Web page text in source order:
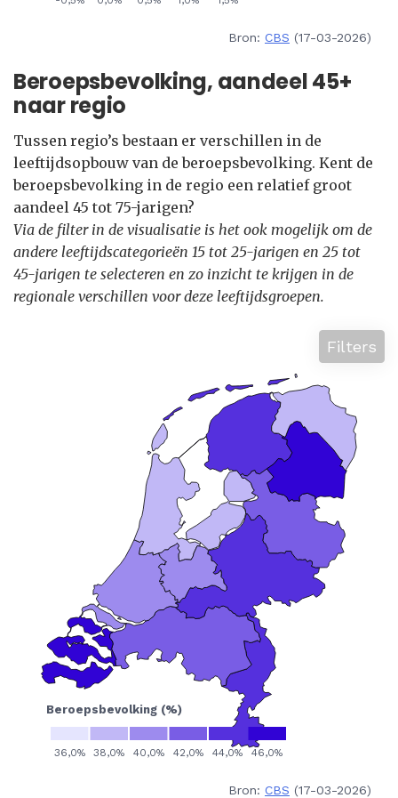
Bron: CBS (17-03-2026)
Beroepsbevolking, aandeel 45+
naar regio
Tussen regio’s bestaan er verschillen in de
leeftijdsopbouw van de beroepsbevolking. Kent de
beroepsbevolking in de regio een relatief groot
aandeel 45 tot 75-jarigen?
Via de filter in de visualisatie is het ook mogelijk om de
andere leeftijdscategorieën 15 tot 25-jarigen en 25 tot
45-jarigen te selecteren en zo inzicht te krijgen in de
regionale verschillen voor deze leeftijdsgroepen.
Filters
Bron: CBS (17-03-2026)